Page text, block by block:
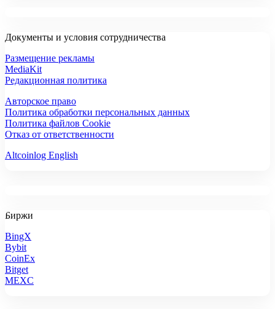
Документы и условия сотрудничества
Размещение рекламы
MediaKit
Редакционная политика
Авторское право
Политика обработки персональных данных
Политика файлов Cookie
Отказ от ответственности
Altcoinlog English
Биржи
BingX
Bybit
CoinEx
Bitget
MEXC